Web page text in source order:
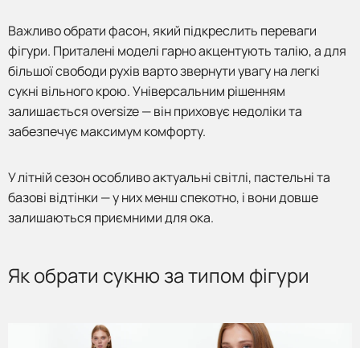
Важливо обрати фасон, який підкреслить переваги
фігури. Приталені моделі гарно акцентують талію, а для
більшої свободи рухів варто звернути увагу на легкі
сукні вільного крою. Універсальним рішенням
залишається oversize — він приховує недоліки та
забезпечує максимум комфорту.
У літній сезон особливо актуальні світлі, пастельні та
базові відтінки — у них менш спекотно, і вони довше
залишаються приємними для ока.
Як обрати сукню за типом фігури